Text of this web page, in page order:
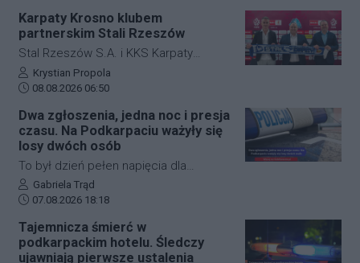
doszło dzisiaj rano w miejscowości
Jeżowe w powiecie niżańskim. W
wyniku zderzenia samochodu
osobowego z rowerzystą, śmierć na
miejscu poniósł kierujący jednośladem.
Droga wojewódzka nr 878 jest
całkowicie zablokowana.
Karpaty Krosno klubem
partnerskim Stali Rzeszów
Stal Rzeszów S.A. i KKS Karpaty
Krosno rozpoczęły oficjalną
współpracę. Kluby podpisały
długoterminową umowę partnerską,
która ma obejmować m.in. wymianę
doświadczeń, rozwój szkolenia
młodzieży oraz obserwację i
pozyskiwanie utalentowanych
zawodników z regionu.
Autor artykułu:
Krystian Propola
Data dodania artykułu:
08.08.2026 06:50
Dwa zgłoszenia, jedna noc i presja
czasu. Na Podkarpaciu ważyły się
losy dwóch osób
To był dzień pełen napięcia dla
funkcjonariuszy z powiatu niżańskiego.
W ciągu zaledwie kilkunastu godzin
służby ratunkowe musiały
przeprowadzić dwie niezależne,
intensywne akcje poszukiwawcze. W
Autor artykułu:
Gabriela Trąd
Data dodania artykułu:
07.08.2026 18:18
Tajemnicza śmierć w
podkarpackim hotelu. Śledczy
ujawniają pierwsze ustalenia